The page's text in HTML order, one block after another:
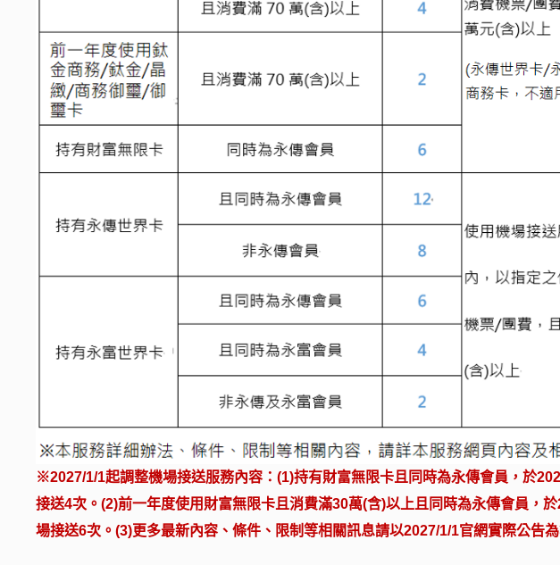
※2027/1/1起調整機場接送服務內容：(1)持有財富無限卡且同時為永傳會員，於
接送4次。(2)前一年度使用財富無限卡且消費滿30萬(含)以上且同時為永傳會員，
場接送6次。(3)更多最新內容、條件、限制等相關訊息請以2027/1/1官網實際公告為